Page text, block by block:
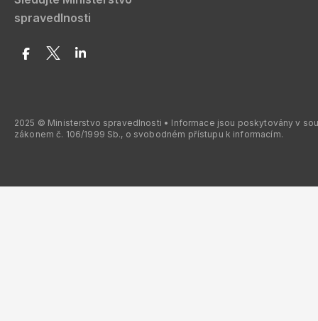
spravedlnosti
2025 © Ministerstvo spravedlnosti • Informace jsou poskytovány v
zákonem č. 106/1999 Sb., o svobodném přístupu k informacím.